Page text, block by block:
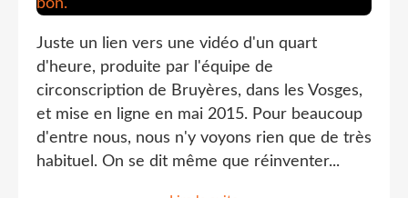
Juste un lien vers une vidéo d'un quart
d'heure, produite par l'équipe de
circonscription de Bruyères, dans les Vosges,
et mise en ligne en mai 2015. Pour beaucoup
d'entre nous, nous n'y voyons rien que de très
habituel. On se dit même que réinventer...